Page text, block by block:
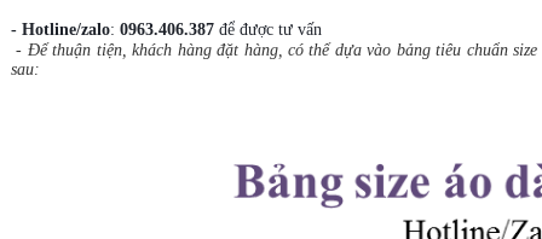
- Hotline/zalo: 0963.406.387 để được tư vấn
- Để thuận tiện, khách hàng đặt hàng, có thể dựa vào bảng tiêu chuẩn size
sau: